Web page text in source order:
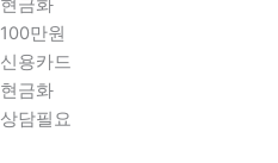
현금화
100만원
신용카드
현금화
상담필요